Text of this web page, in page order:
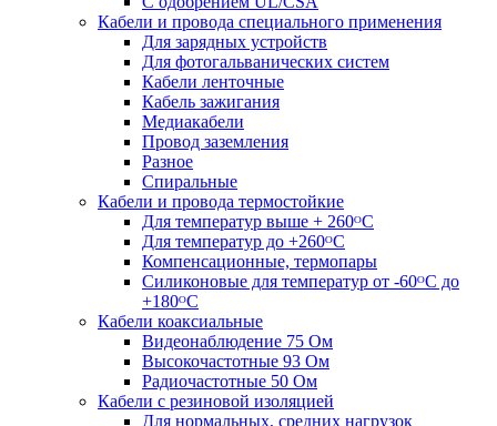
Кабели и провода специального применения
Для зарядных устройств
Для фотогальванических систем
Кабели ленточные
Кабель зажигания
Медиакабели
Провод заземления
Разное
Спиральные
Кабели и провода термостойкие
Для температур выше + 260ᴼС
Для температур до +260ᴼС
Компенсационные, термопары
Силиконовые для температур от -60ᴼC до
+180ᴼС
Кабели коаксиальные
Видеонаблюдение 75 Ом
Высокочастотные 93 Ом
Радиочастотные 50 Ом
Кабели с резиновой изоляцией
Для нормальных, средних нагрузок